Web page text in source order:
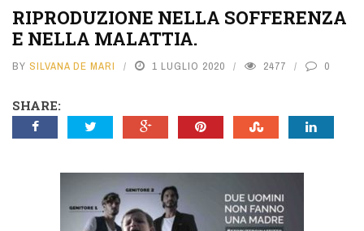
RIPRODUZIONE NELLA SOFFERENZA
E NELLA MALATTIA.
BY SILVANA DE MARI 1 LUGLIO 2020 2477 0
SHARE: